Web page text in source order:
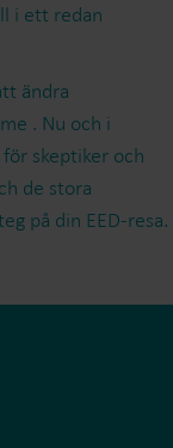
i ett redan
ändra
. Nu och i
skeptiker och
de stora
på din EED-resa.